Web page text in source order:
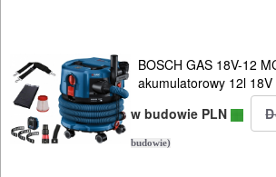
AKCESORIA
KOMPRESORY
NARZĘDZIA
SPAWALNICTWO
BOSCH GAS 18V-12
akumulatorowy 12l
w budowie PLN
budowie)